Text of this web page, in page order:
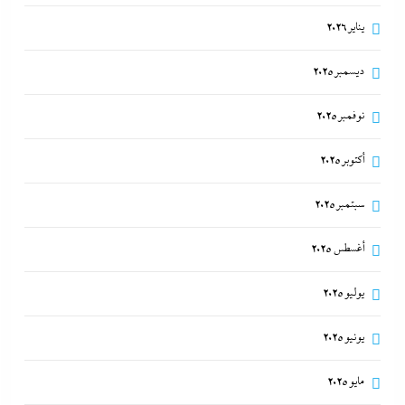
يناير 2026
ديسمبر 2025
نوفمبر 2025
أكتوبر 2025
سبتمبر 2025
أغسطس 2025
يوليو 2025
يونيو 2025
مايو 2025